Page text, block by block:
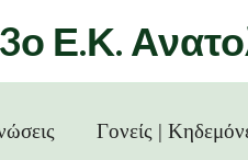
3ο Ε.Κ.
Γονείς |